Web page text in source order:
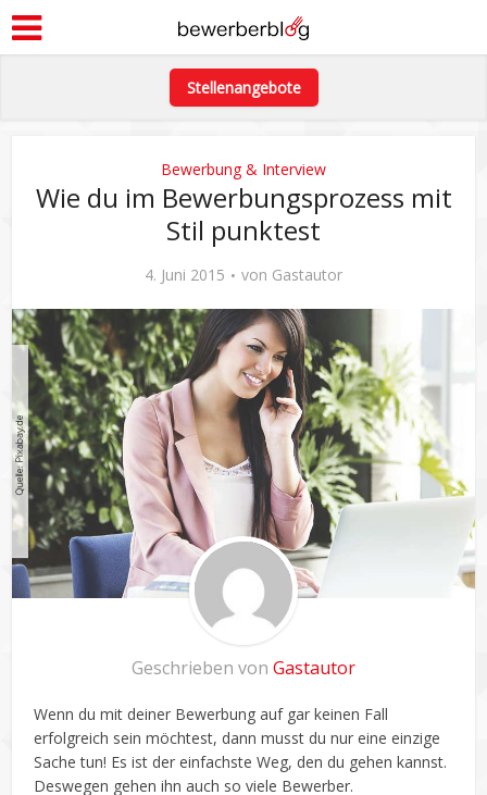
Stellenangebote
Bewerbung & Interview
Wie du im Bewerbungsprozess mit
Stil punktest
4. Juni 2015 von Gastautor
Geschrieben von Gastautor
Wenn du mit deiner Bewerbung auf gar keinen Fall
erfolgreich sein möchtest, dann musst du nur eine einzige
Sache tun! Es ist der einfachste Weg, den du gehen kannst.
Deswegen gehen ihn auch so viele Bewerber.